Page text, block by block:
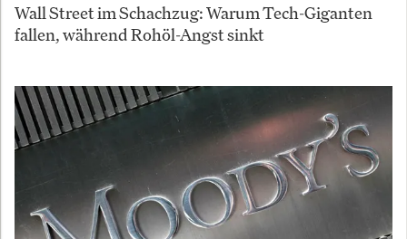
Wall Street im Schachzug: Warum Tech-Giganten
fallen, während Rohöl-Angst sinkt